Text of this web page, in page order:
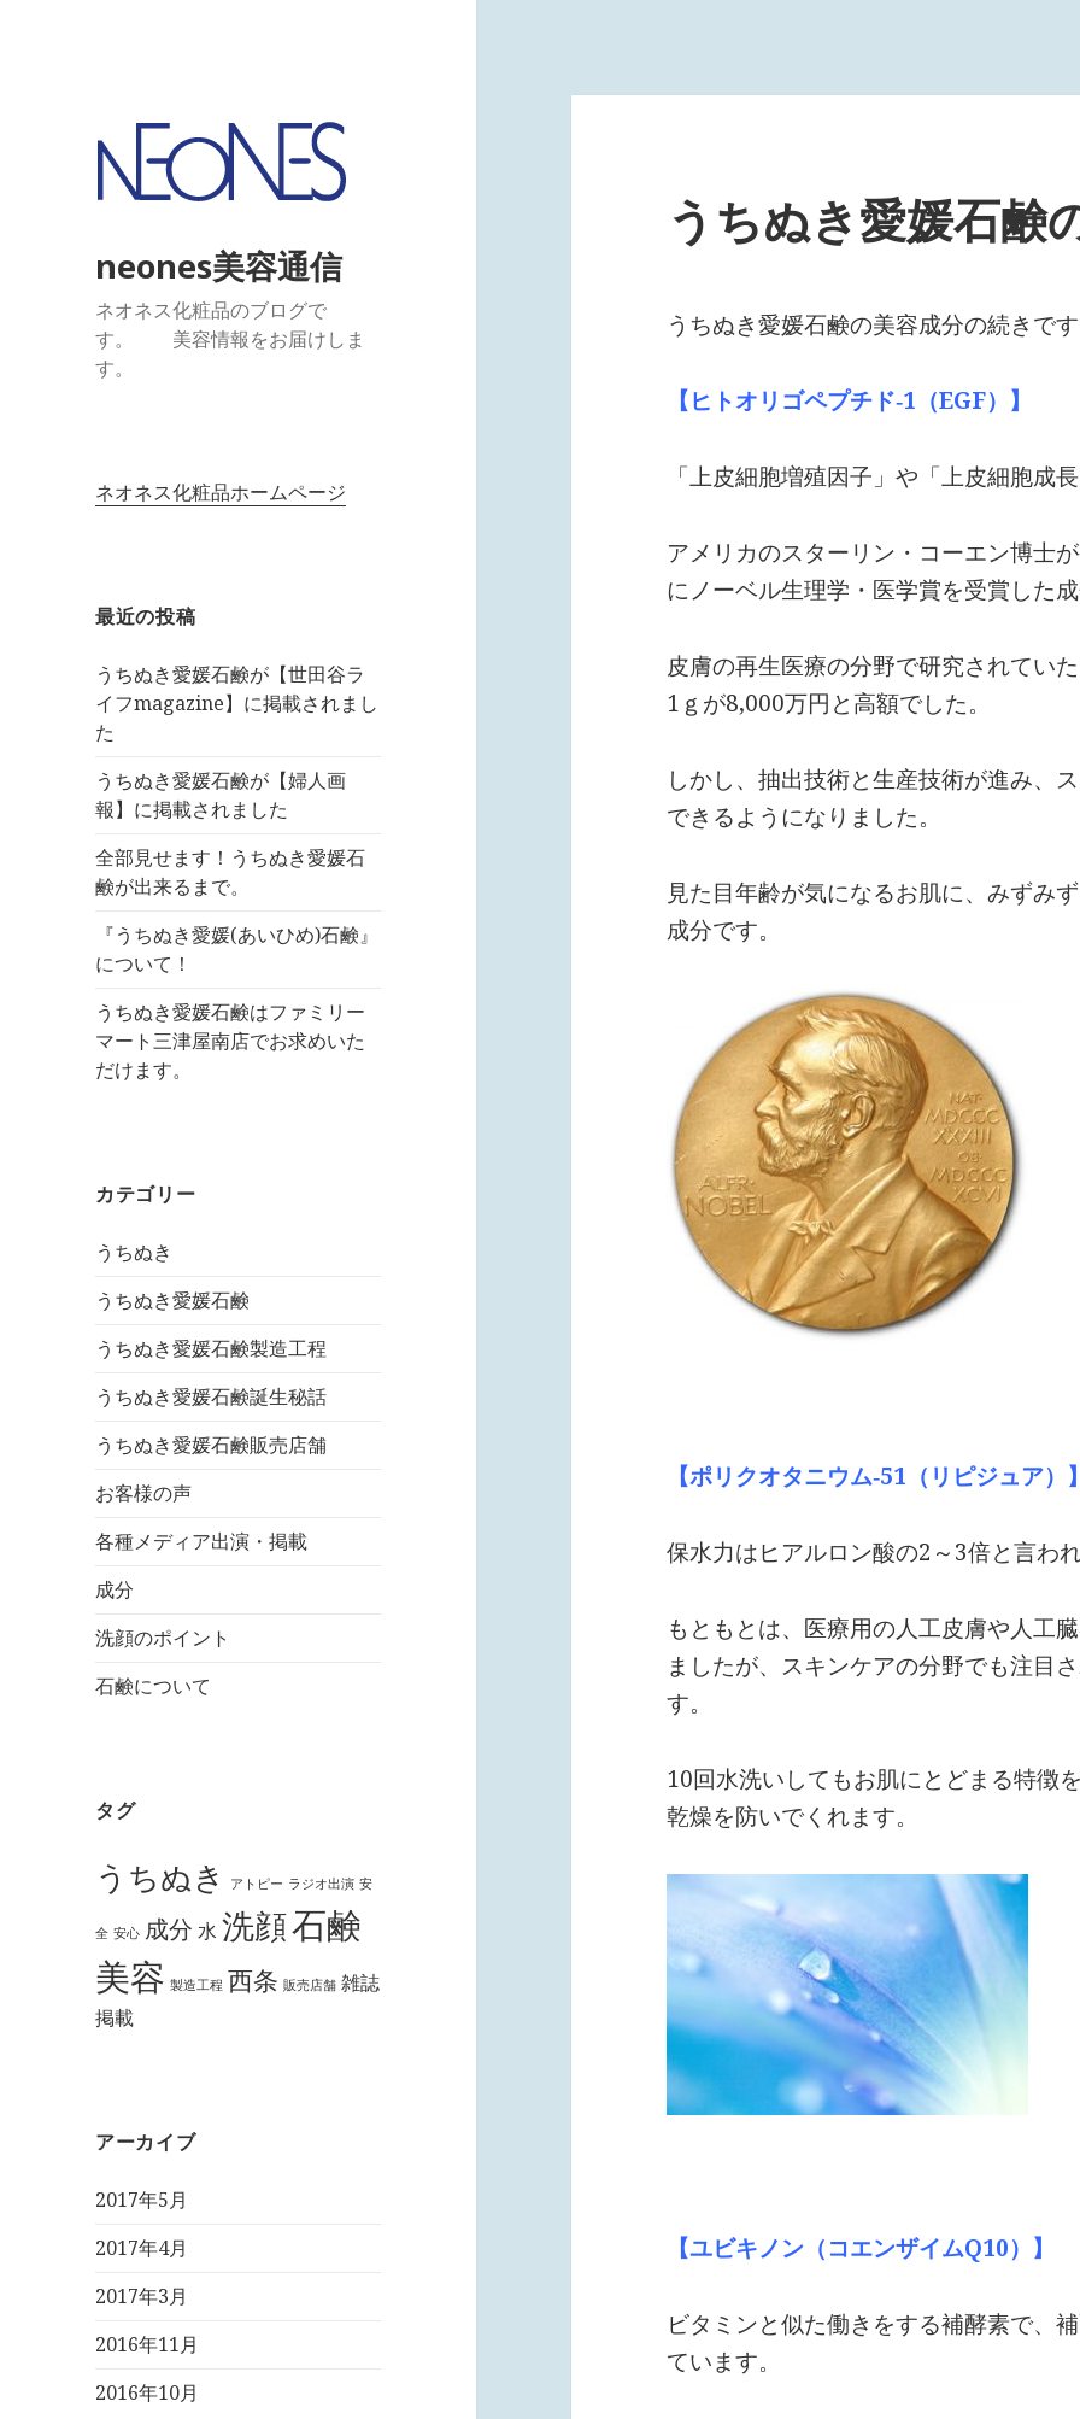
neones美容通信
ネオネス化粧品のブログで
す。 美容情報をお届けしま
す。
ネオネス化粧品ホームページ
最近の投稿
うちぬき愛媛石鹸が【世田谷ラ
イフmagazine】に掲載されまし
た
うちぬき愛媛石鹸が【婦人画
報】に掲載されました
全部見せます！うちぬき愛媛石
鹸が出来るまで。
『うちぬき愛媛(あいひめ)石鹸』
について！
うちぬき愛媛石鹸はファミリー
マート三津屋南店でお求めいた
だけます。
カテゴリー
うちぬき
うちぬき愛媛石鹸
うちぬき愛媛石鹸製造工程
うちぬき愛媛石鹸誕生秘話
うちぬき愛媛石鹸販売店舗
お客様の声
各種メディア出演・掲載
成分
洗顔のポイント
石鹸について
タグ
うちぬき アトピー ラジオ出演 安
全 安心 成分 水 洗顔石鹸
美容 製造工程 西条 販売店舗 雑誌
掲載
アーカイブ
2017年5月
2017年4月
2017年3月
2016年11月
2016年10月
うちぬき愛媛石
うちぬき愛媛石鹸の美容成分の続きです
【ヒトオリゴペプチド‐1（EGF）】
「上皮細胞増殖因子」や「上皮細胞成
アメリカのスターリン・コーエン博士
にノーベル生理学・医学賞を受賞した成
皮膚の再生医療の分野で研究されてい
1ｇが8,000万円と高額でした。
しかし、抽出技術と生産技術が進み、
できるようになりました。
見た目年齢が気になるお肌に、みずみ
成分です。
【ポリクオタニウム‐51（リピジュア）】
保水力はヒアルロン酸の2～3倍と言われ
もともとは、医療用の人工皮膚や人工
ましたが、スキンケアの分野でも注目
す。
10回水洗いしてもお肌にとどまる特徴
乾燥を防いでくれます。
【ユビキノン（コエンザイムQ10）】
ビタミンと似た働きをする補酵素で、
ています。